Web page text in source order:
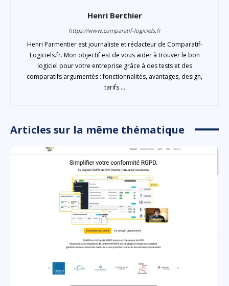
Henri Berthier
https://www.comparatif-logiciels.fr
Henri Parmentier est journaliste et rédacteur de Comparatif-
Logiciels.fr. Mon objectif est de vous aider à trouver le bon
logiciel pour votre entreprise grâce à des tests et des
comparatifs argumentés : fonctionnalités, avantages, design,
tarifs ...
Articles sur la même thématique